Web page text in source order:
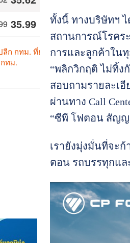
ทั้งนี้ ทางบริษัทฯ
สถานการณ์โรคร
การและลูกค้าใน
“พลิกวิกฤติ ไม่ทิ้ง
สอบถามรายละเ
ผ่านทาง Call
“ซีพี โฟตอน สัญญ
เรายังมุ่งมั่นที่จะ
ตอน รถบรรทุกแ